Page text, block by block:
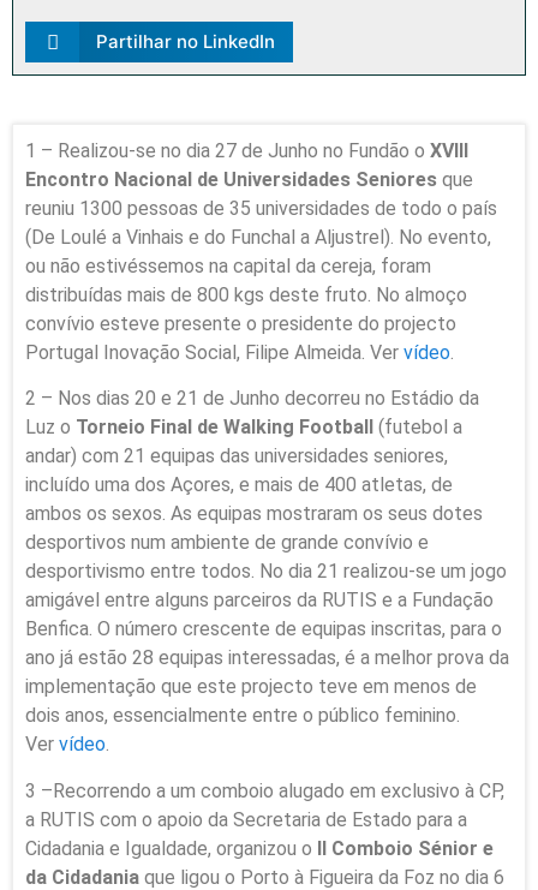
Partilhar no LinkedIn
1 – Realizou-se no dia 27 de Junho no Fundão o XVIII
Encontro Nacional de Universidades Seniores que
reuniu 1300 pessoas de 35 universidades de todo o país
(De Loulé a Vinhais e do Funchal a Aljustrel). No evento,
ou não estivéssemos na capital da cereja, foram
distribuídas mais de 800 kgs deste fruto. No almoço
convívio esteve presente o presidente do projecto
Portugal Inovação Social, Filipe Almeida. Ver vídeo.
2 – Nos dias 20 e 21 de Junho decorreu no Estádio da
Luz o Torneio Final de Walking Football
(futebol a
andar) com 21 equipas das universidades seniores,
incluído uma dos Açores, e mais de 400 atletas, de
ambos os sexos. As equipas mostraram os seus dotes
desportivos num ambiente de grande convívio e
desportivismo entre todos. No dia 21 realizou-se um jogo
amigável entre alguns parceiros da RUTIS e a Fundação
Benfica. O número crescente de equipas inscritas, para o
ano já estão 28 equipas interessadas, é a melhor prova da
implementação que este projecto teve em menos de
dois anos, essencialmente entre o público feminino.
Ver vídeo.
3 –Recorrendo a um comboio alugado em exclusivo à CP,
a RUTIS com o apoio da Secretaria de Estado para a
Cidadania e Igualdade, organizou o II Comboio Sénior e
da Cidadania que ligou o Porto à Figueira da Foz no dia 6